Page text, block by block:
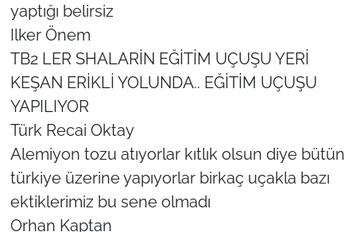
yaptığı belirsiz
Ilker Önem
TB2 LER SHALARİN EĞİTİM UÇUŞU YERİ
KEŞAN ERİKLİ YOLUNDA.. EĞİTİM UÇUŞU
YAPILIYOR
Türk Recai Oktay
Alemiyon tozu atıyorlar kıtlık olsun diye bütün
türkiye üzerine yapıyorlar birkaç uçakla bazı
ektiklerimiz bu sene olmadı
Orhan Kaptan